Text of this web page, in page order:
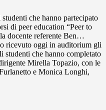
che hanno partecipato
di peer education “Peer to
docente referente Ben…
ricevuto oggi in auditorium gli
studenti che hanno completato
Mirella Topazio, con le
e Monica Longhi,